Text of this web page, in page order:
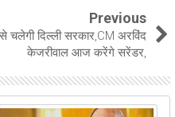
Previous
चलेगी दिल्ली सरकार,CM अरविंद
केजरीवाल आज करेंगे सरेंडर,